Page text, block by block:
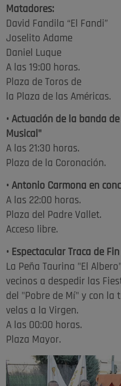
Matadores:
David Fandila “El Fandi”
Joselito Adame
Daniel Luque
A las 19:00 horas.
Plaza de Toros de
la Plaza de las Américas.
• Actuación de la banda
Musical"
A las 21:30 horas.
Plaza de la Coronación.
• Antonio Carmona en
A las 22:00 horas.
Plaza del Padre Vallet.
Acceso libre.
• Espectacular Traca de
La Peña Taurina "El
vecinos a despedir las
del "Pobre de Mí" y con la
velas a la Virgen.
A las 00:00 horas.
Plaza Mayor.